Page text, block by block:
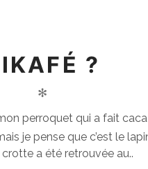
?
✻
perroquet qui a fait
je pense que c’est le
a été retrouvée au..